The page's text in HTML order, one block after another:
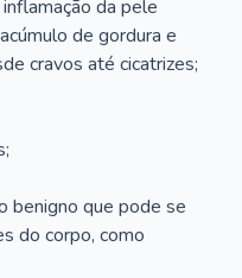
da pele
de gordura e
cravos até cicatrizes;
benigno que pode se
do corpo, como